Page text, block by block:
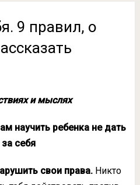
9 правил, о
и мыслях
научить ребенка не дать
себя
свои права.Никто